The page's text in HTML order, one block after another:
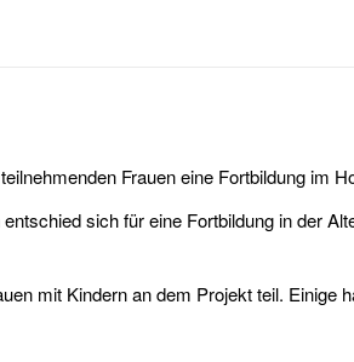
Frauen eine Fortbildung im
sich für eine Fortbildung in der
mit Kindern an dem Projekt teil.